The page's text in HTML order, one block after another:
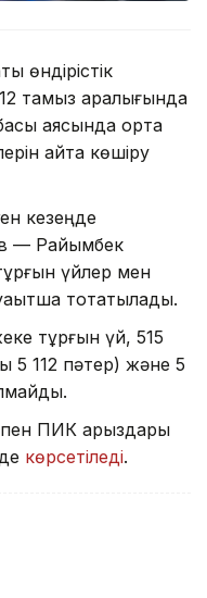
өндірістік
тамыз аралығында
аясында орта
қайта көшіру
кезеңде
— Райымбек
үйлер мен
тоқтатылады.
тұрғын үй, 515
5 112 пәтер) және 5
ПИК қарыздары
көрсетіледі.